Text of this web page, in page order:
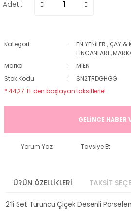
Adet :
Kategori EN YENİLER , ÇAY &
FİNCANLARI ,
Marka
MİEN
Stok Kodu
SN2TRDGHGG
* 44,27 TL den başlayan taksitlerle!
GELİNCE HABER
Yorum Yaz Tavsiye Et
ÜRÜN ÖZELLİKLERİ TAKSİT
2’li Set Turuncu Çiçek Desenli Porselen